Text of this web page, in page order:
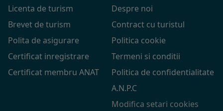
Licenta de turism
Brevet de turism
Polita de asigurare
Certificat inregistrare
Certificat membru ANAT
Despre noi
Contract cu turistul
Politica cookie
Termeni si conditii
Politica de confidentialitate
A.N.P.C
Modifica setari cookies